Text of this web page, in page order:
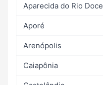
Aparecida do Rio Doce
Aporé
Arenópolis
Caiapônia